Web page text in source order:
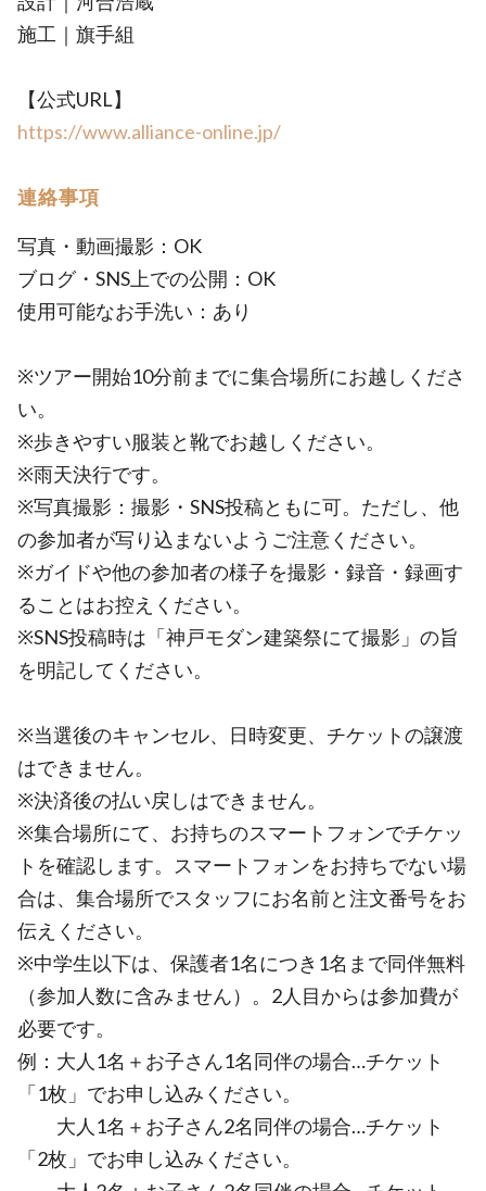
施工｜旗手組
【公式URL】
https://www.alliance-online.jp/
連絡事項
写真・動画撮影：OK
ブログ・SNS上での公開：OK
使用可能なお手洗い：あり
※ツアー開始10分前までに集合場所にお越しくださ
い。
※歩きやすい服装と靴でお越しください。
※雨天決行です。
※写真撮影：撮影・SNS投稿ともに可。ただし、他
の参加者が写り込まないようご注意ください。
※ガイドや他の参加者の様子を撮影・録音・録画す
ることはお控えください。
※SNS投稿時は「神戸モダン建築祭にて撮影」の旨
を明記してください。
※当選後のキャンセル、日時変更、チケットの譲渡
はできません。
※決済後の払い戻しはできません。
※集合場所にて、お持ちのスマートフォンでチケッ
トを確認します。スマートフォンをお持ちでない場
合は、集合場所でスタッフにお名前と注文番号をお
伝えください。
※中学生以下は、保護者1名につき1名まで同伴無料
（参加人数に含みません）。2人目からは参加費が
必要です。
例：大人1名＋お子さん1名同伴の場合…チケット
「1枚」でお申し込みください。
大人1名＋お子さん2名同伴の場合…チケット
「2枚」でお申し込みください。